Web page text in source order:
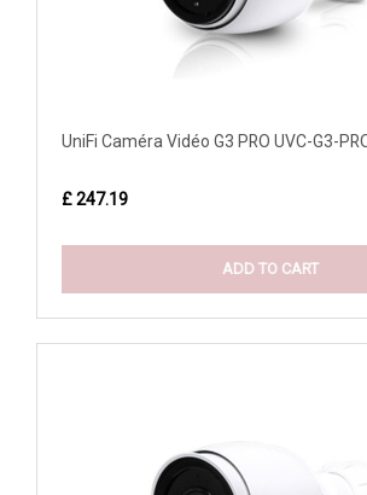
UniFi Caméra Vidéo G3 PRO UVC-G3-
£ 247.19
ADD TO CART